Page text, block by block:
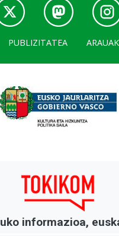
PUBLIZITATEA ARAUAK
informazioa,